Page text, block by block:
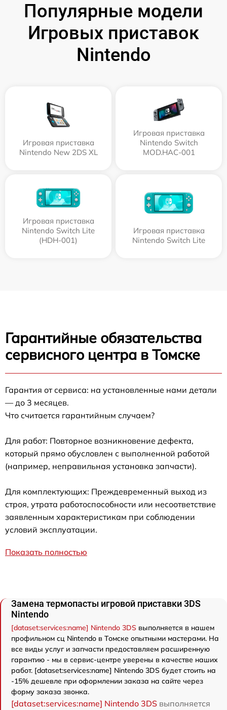
Популярные модели
Игровых приставок
Nintendo
Игровая приставка
Nintendo New 2DS XL
Игровая приставка
Nintendo Switch
MOD.HAC-001
Игровая приставка
Nintendo Switch Lite
(HDH-001)
Игровая приставка
Nintendo Switch Lite
Гарантийные обязательства
сервисного центра в Томске
Гарантия от сервиса: на установленные нами детали
— до 3 месяцев.
Что считается гарантийным случаем?
Для работ: Повторное возникновение дефекта,
который прямо обусловлен с выполненной работой
(например, неправильная установка запчасти).
Для комплектующих: Преждевременный выход из
строя, утрата работоспособности или несоответствие
заявленным характеристикам при соблюдении
условий эксплуатации.
Показать полностью
Замена термопасты игровой приставки 3DS
Nintendo
[dataset:services:name] Nintendo 3DS выполняется в нашем
профильном сц Nintendo в Томске опытными мастерами. На
все виды услуг и запчасти предоставляем расширенную
гарантию - мы в сервис-центре уверены в качестве наших
работ. [dataset:services:name] Nintendo 3DS будет стоить на
-15% дешевле при оформлении заказа на сайте через
форму заказа звонка.
[dataset:services:name] Nintendo 3DS выполняется